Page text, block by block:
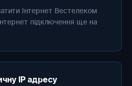
Інтернет Вестелеком
підключення ще на
IP адресу